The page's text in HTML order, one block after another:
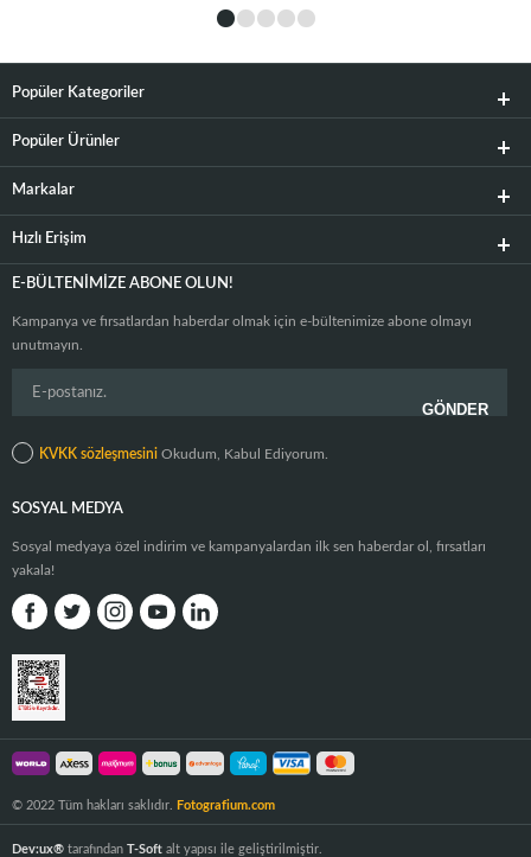
Popüler Kategoriler
Popüler Ürünler
Markalar
Hızlı Erişim
E-BÜLTENIMIZE ABONE OLUN!
Kampanya ve fırsatlardan haberdar olmak için e-bültenimize abone olmayı
unutmayın.
KVKK sözleşmesini Okudum, Kabul Ediyorum.
SOSYAL MEDYA
Sosyal medyaya özel indirim ve kampanyalardan ilk sen haberdar ol, fırsatları
yakala!
© 2022 Tüm hakları saklıdır. Fotografium.com
Dev:ux® tarafından T-Soft alt yapısı ile geliştirilmiştir.